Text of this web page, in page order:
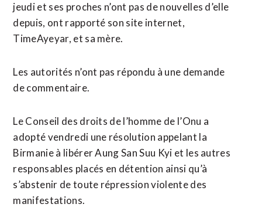
jeudi et ses proches n’ont pas de nouvelles d’elle
depuis, ont rapporté son site internet,
TimeAyeyar, et sa mère.
Les autorités n’ont pas répondu à une demande
de commentaire.
Le Conseil des droits de l’homme de l’Onu a
adopté vendredi une résolution appelant la
Birmanie à libérer Aung San Suu Kyi et les autres
responsables placés en détention ainsi qu’à
s’abstenir de toute répression violente des
manifestations.